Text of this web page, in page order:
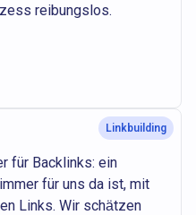
reibungslos.
Linkbuilding
für Backlinks: ein
für uns da ist, mit
Links. Wir schätzen